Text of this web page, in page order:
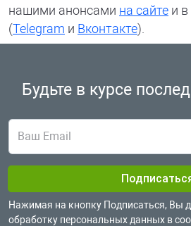
нашими анонсами на сайте и
(Telegram и Вконтакте).
Будьте в курсе
Нажимая на кнопку Подписаться, Вы
обработку персональных данных в